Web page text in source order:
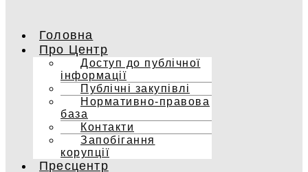
Головна
Про Центр
Доступ до публічної
інформації
Публічні закупівлі
Нормативно-правова
база
Контакти
Запобігання
корупції
Пресцентр